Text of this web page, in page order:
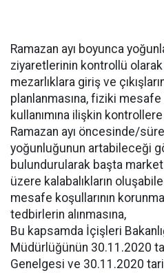
Ramazan ayı boyunca
ziyaretlerinin kontrollü
mezarlıklara giriş ve
planlanmasına, fiziki
kullanımına ilişkin
Ramazan ayı öncesinde/
yoğunluğunun artabileceği
bulundurularak başta
üzere kalabalıkların
mesafe koşullarının
tedbirlerin alınmasına,
Bu kapsamda İçişleri
Müdürlüğünün 30.11.2020
Genelgesi ve 30.11.2020